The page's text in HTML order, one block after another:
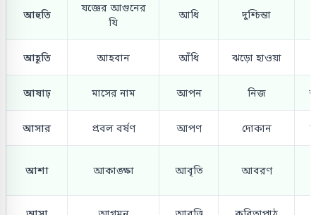
আহুতি
যজ্ঞের আগুনের
যি
আধি দুশ্চিন্তা
আহূতি আহবান আঁধি ঝড়ো হাওয়া
আষাঢ় মাসের নাম আপন নিজ
আসার প্রবল বর্ষণ আপণ দোকান
আশা আকাঙ্ক্ষা আবৃতি আবরণ